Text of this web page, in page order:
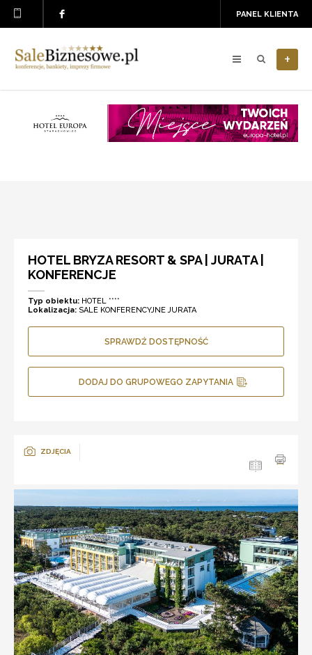
PANEL KLIENTA
+
HOTEL BRYZA RESORT & SPA | JURATA |
KONFERENCJE
Typ obiektu: HOTEL ****
Lokalizacja: SALE KONFERENCYJNE JURATA
SPRAWDŹ DOSTĘPNOŚĆ
DODAJ DO GRUPOWEGO ZAPYTANIA
ZDJĘCIA